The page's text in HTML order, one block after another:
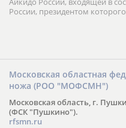
России, президентом
Московская областная
ножа (РОО "МОФСМН")
Московская область, г.
(ФСК "Пушкино").
rfsmn.ru